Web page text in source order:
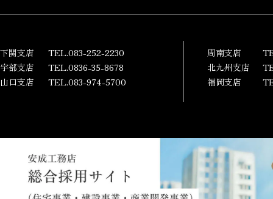
下関支店
TEL.083-252-2230
宇部支店
TEL.0836-35-8678
山口支店
TEL.083-974-5700
周南支店
北九州支店
福岡支店